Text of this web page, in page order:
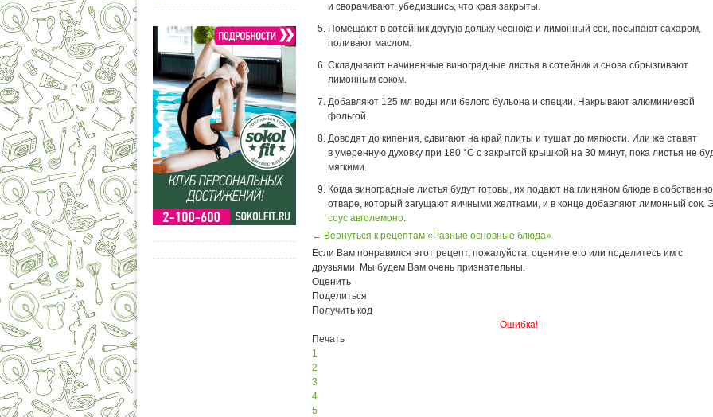
и сворачивают, убедившись, что края закрыты.
Помещают в сотейник другую дольку чеснока и лимонный сок, посыпают сахаром,
поливают маслом.
Складывают начиненные виноградные листья в сотейник и снова сбрызгивают
лимонным соком.
Добавляют 125 мл воды или белого бульона и специи. Накрывают алюминиевой
фольгой.
Доводят до кипения, сдвигают на край плиты и тушат до мягкости. Или же ставят
в умеренную духовку при 180 °С с закрытой крышкой на 30 минут, пока листья не
мягкими.
Когда виноградные листья будут готовы, их подают на глиняном блюде в
отваре, который загущают яичными желтками, и в конце добавляют лимонный сок.
соус aвголемонo.
← Вернуться к рецептам «Разные основные блюда»
Если Вам понравился этот рецепт, пожалуйста, оцените его или поделитесь им с
друзьями. Мы будем Вам очень признательны.
Оценить
Поделиться
Получить код
Ошибка!
Печать
1
2
3
4
5